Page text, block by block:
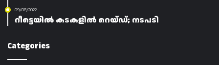
09/08/2022
റീട്ടെയിൽ കടകളിൽ റെയ്ഡ്; നടപടി
Categories